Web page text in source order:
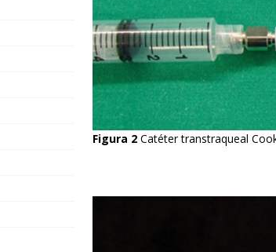
Figura 2 Catéter transtraqueal